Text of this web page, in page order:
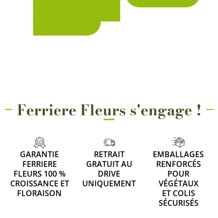
la
Ferriere Fleurs s'engage !
GARANTIE
FERRIERE
FLEURS 100 %
CROISSANCE ET
FLORAISON
RETRAIT
GRATUIT AU
DRIVE
UNIQUEMENT
EMBALLAGES
RENFORCÉS
POUR
VÉGÉTAUX
ET COLIS
SÉCURISÉS